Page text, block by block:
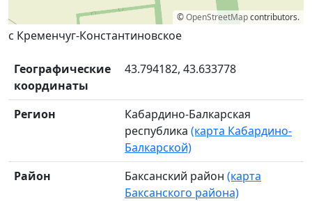
©OpenStreetMapcontributors.
с Кременчуг-Константиновское
Географические
координаты
43.794182, 43.633778
Регион
Кабардино-Балкарская
республика (карта Кабардино-
Балкарской)
Район
Баксанский район (карта
Баксанского района)